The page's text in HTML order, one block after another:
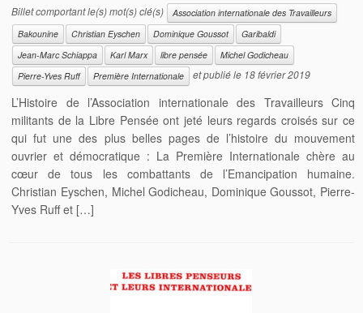
Billet comportant le(s) mot(s) clé(s)
Association internationale des Travailleurs
Bakounine
Christian Eyschen Dominique Goussot
Garibaldi
Jean-Marc Schiappa
Karl Marx libre pensée
Michel Godicheau
Pierre-Yves Ruff
Première Internationale et publié le 18 février 2019
L’Histoire de l’Association internationale des Travailleurs Cinq
militants de la Libre Pensée ont jeté leurs regards croisés sur ce
qui fut une des plus belles pages de l’histoire du mouvement
ouvrier et démocratique : La Première Internationale chère au
cœur de tous les combattants de l’Emancipation humaine.
Christian Eyschen, Michel Godicheau, Dominique Goussot, Pierre-
Yves Ruff et […]